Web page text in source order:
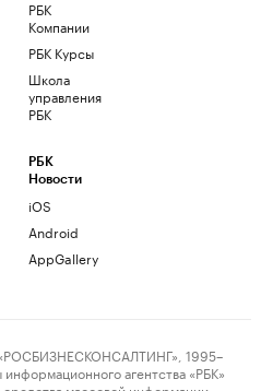
РБК
Компании
РБК Курсы
Школа
управления
РБК
РБК
Новости
iOS
Android
AppGallery
1995–
агентства «РБК»